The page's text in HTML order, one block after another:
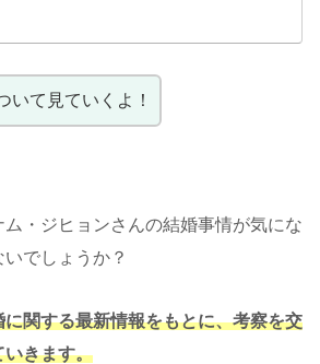
いて見ていくよ！
・ジヒョンさんの結婚事情が気にな
でしょうか？
に関する最新情報をもとに、考察を交
いきます。